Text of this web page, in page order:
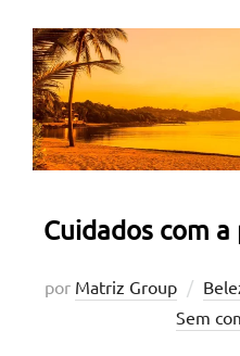
Cuidados com
por Matriz Group
Sem